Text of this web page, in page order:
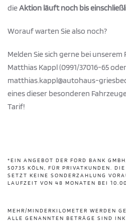
dieAktion läuft noch bis
Worauf warten Sie also noch?
Melden Sie sich gerne bei
Matthias Kappl (0991/37016-65 oder
matthias.kappl@autohaus-
eines dieser besonderen
Tarif!
*EIN ANGEBOT DER FORD BANK
0735 KÖLN, FÜR PRIVATKUNDEN. DIE
ETZT KEINE SONDERZAHLUNG
AUFZEIT VON 48 MONATEN BEI
MEHR/MINDERKILOMETER WERDEN
ALLE GENANNTEN BETRÄGE SIND